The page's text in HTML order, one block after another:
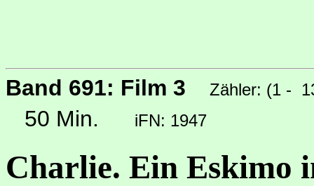
Band 691: Film 3 Zähler: (1 -
50 Min. iFN: 1947
Charlie. Ein Eskimo